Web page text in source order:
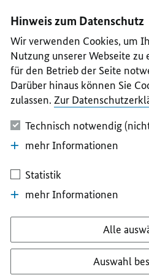
II
III
IV
V
Hinweis zum Datenschutz
Wir verwenden Cookies, um
Nutzung unserer Webseite
für den Betrieb der Seite
Darüber hinaus können Sie
zulassen. Zur
Technisch notwendig
mehr Informationen
Statistik
mehr Informationen
Alle
Auswahl